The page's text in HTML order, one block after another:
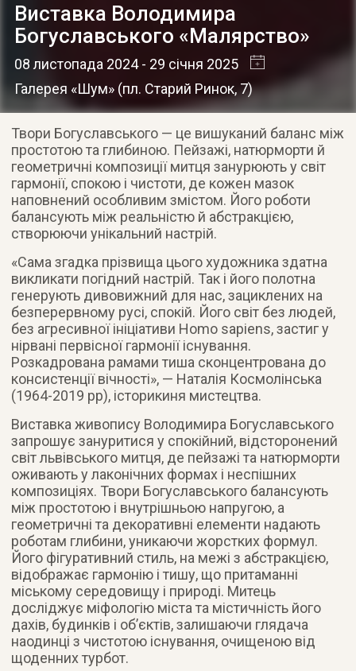
Виставка Володимира
Богуславського «Малярство»
08 листопада 2024- 29 січня 2025
Галерея «Шум» (пл. Старий Ринок, 7)
Твори Богуславського — це вишуканий баланс між
простотою та глибиною. Пейзажі, натюрморти й
геометричні композиції митця занурюють у світ
гармонії, спокою і чистоти, де кожен мазок
наповнений особливим змістом. Його роботи
балансують між реальністю й абстракцією,
створюючи унікальний настрій.
«Сама згадка прізвища цього художника здатна
викликати погідний настрій. Так і його полотна
генерують дивовижний для нас, зациклених на
безперервному русі, спокій. Його світ без людей,
без агресивної ініціативи Homo sapiens, застиг у
нірвані первісної гармонії існування.
Розкадрована рамами тиша сконцентрована до
консистенції вічності», — Наталія Космолінська
(1964-2019 рр), історикиня мистецтва.
Виставка живопису Володимира Богуславського
запрошує зануритися у спокійний, відсторонений
світ львівського митця, де пейзажі та натюрморти
оживають у лаконічних формах і неспішних
композиціях. Твори Богуславського балансують
між простотою і внутрішньою напругою, а
геометричні та декоративні елементи надають
роботам глибини, уникаючи жорстких формул.
Його фігуративний стиль, на межі з абстракцією,
відображає гармонію і тишу, що притаманні
міському середовищу і природі. Митець
досліджує міфологію міста та містичність його
дахів, будинків і об’єктів, залишаючи глядача
наодинці з чистотою існування, очищеною від
щоденних турбот.